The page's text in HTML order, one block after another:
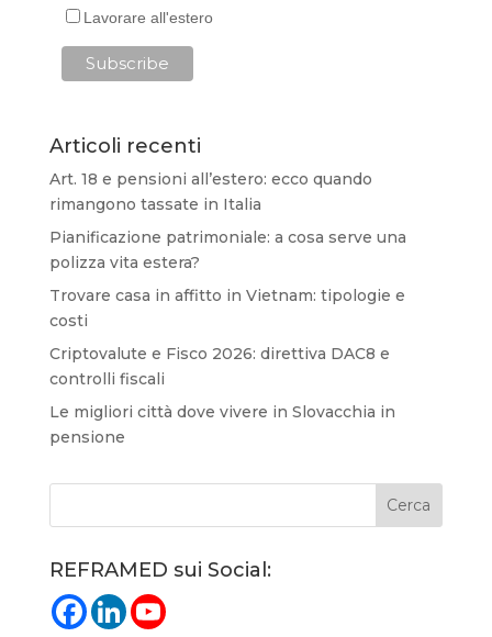
Lavorare all'estero
Articoli recenti
Art. 18 e pensioni all’estero: ecco quando
rimangono tassate in Italia
Pianificazione patrimoniale: a cosa serve una
polizza vita estera?
Trovare casa in affitto in Vietnam: tipologie e
costi
Criptovalute e Fisco 2026: direttiva DAC8 e
controlli fiscali
Le migliori città dove vivere in Slovacchia in
pensione
REFRAMED sui Social: